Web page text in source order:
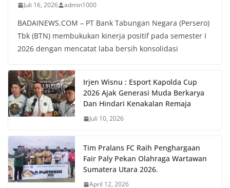
Juli 16, 2026 admin1000
BADAINEWS.COM – PT Bank Tabungan Negara (Persero)
Tbk (BTN) membukukan kinerja positif pada semester I
2026 dengan mencatat laba bersih konsolidasi
Irjen Wisnu : Esport Kapolda Cup
2026 Ajak Generasi Muda Berkarya
Dan Hindari Kenakalan Remaja
Juli 10, 2026
Tim Pralans FC Raih Penghargaan
Fair Paly Pekan Olahraga Wartawan
Sumatera Utara 2026.
April 12, 2026